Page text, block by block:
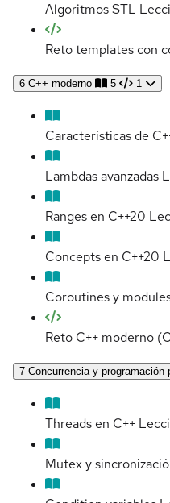
Algoritmos STL
Reto templates con
6 C++ moderno 5 1
Características de
Lambdas avanzadas
Ranges en C++20
Concepts en C++20
Coroutines y
Reto C++ moderno
7 Concurrencia y programación
Threads en C++
Mutex y